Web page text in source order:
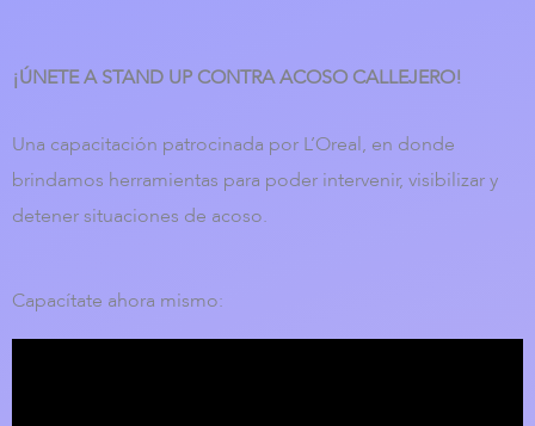
¡ÚNETE A STAND UP CONTRA ACOSO CALLEJERO!
Una capacitación patrocinada por L’Oreal, en donde
brindamos herramientas para poder intervenir, visibilizar y
detener situaciones de acoso.
Capacítate ahora mismo: